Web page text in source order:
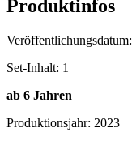
Produktinfos
Veröffentlichungsdatum:
Set-Inhalt: 1
ab 6 Jahren
Produktionsjahr: 2023